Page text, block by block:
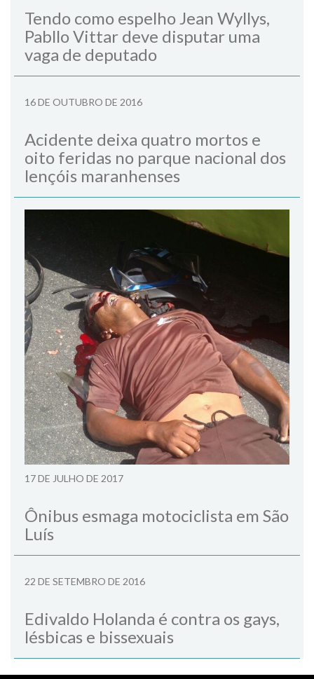
Tendo como espelho Jean Wyllys,
Pabllo Vittar deve disputar uma
vaga de deputado
16 DE OUTUBRO DE 2016
Acidente deixa quatro mortos e
oito feridas no parque nacional dos
lençóis maranhenses
17 DE JULHO DE 2017
Ônibus esmaga motociclista em São
Luís
22 DE SETEMBRO DE 2016
Edivaldo Holanda é contra os gays,
lésbicas e bissexuais